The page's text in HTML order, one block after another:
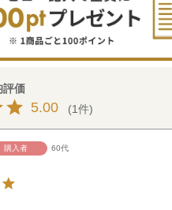
5.00 1
購入者 60代